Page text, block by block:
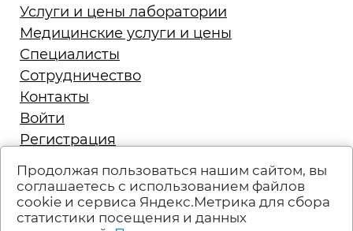
Услуги и цены лаборатории
Медицинские услуги и цены
Специалисты
Сотрудничество
Контакты
Войти
Регистрация
Политика конфиденциальности
Техподдержка
Вакансии
Продолжая пользоваться нашим сайтом, вы
соглашаетесь с использованием файлов
cookie и сервиса Яндекс.Метрика для сбора
статистики посещения и данных